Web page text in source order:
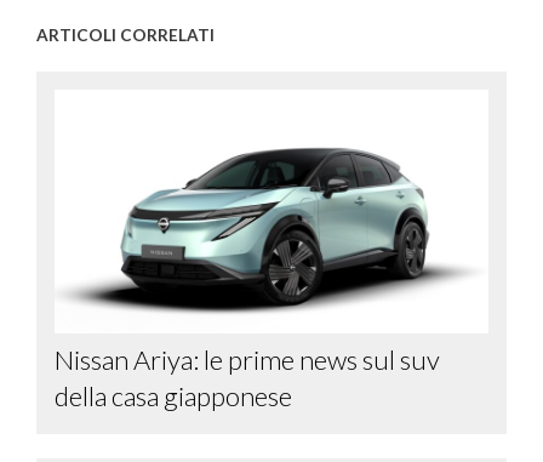
ARTICOLI CORRELATI
Nissan Ariya: le prime news sul suv
della casa giapponese